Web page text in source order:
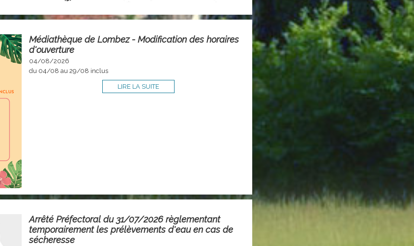
Médiathèque de Lombez - Modification des horaires
d'ouverture
04/08/2026
du 04/08 au 29/08 inclus
LIRE LA SUITE
Arrêté Préfectoral du 31/07/2026 règlementant
temporairement les prélèvements d'eau en cas de
sécheresse